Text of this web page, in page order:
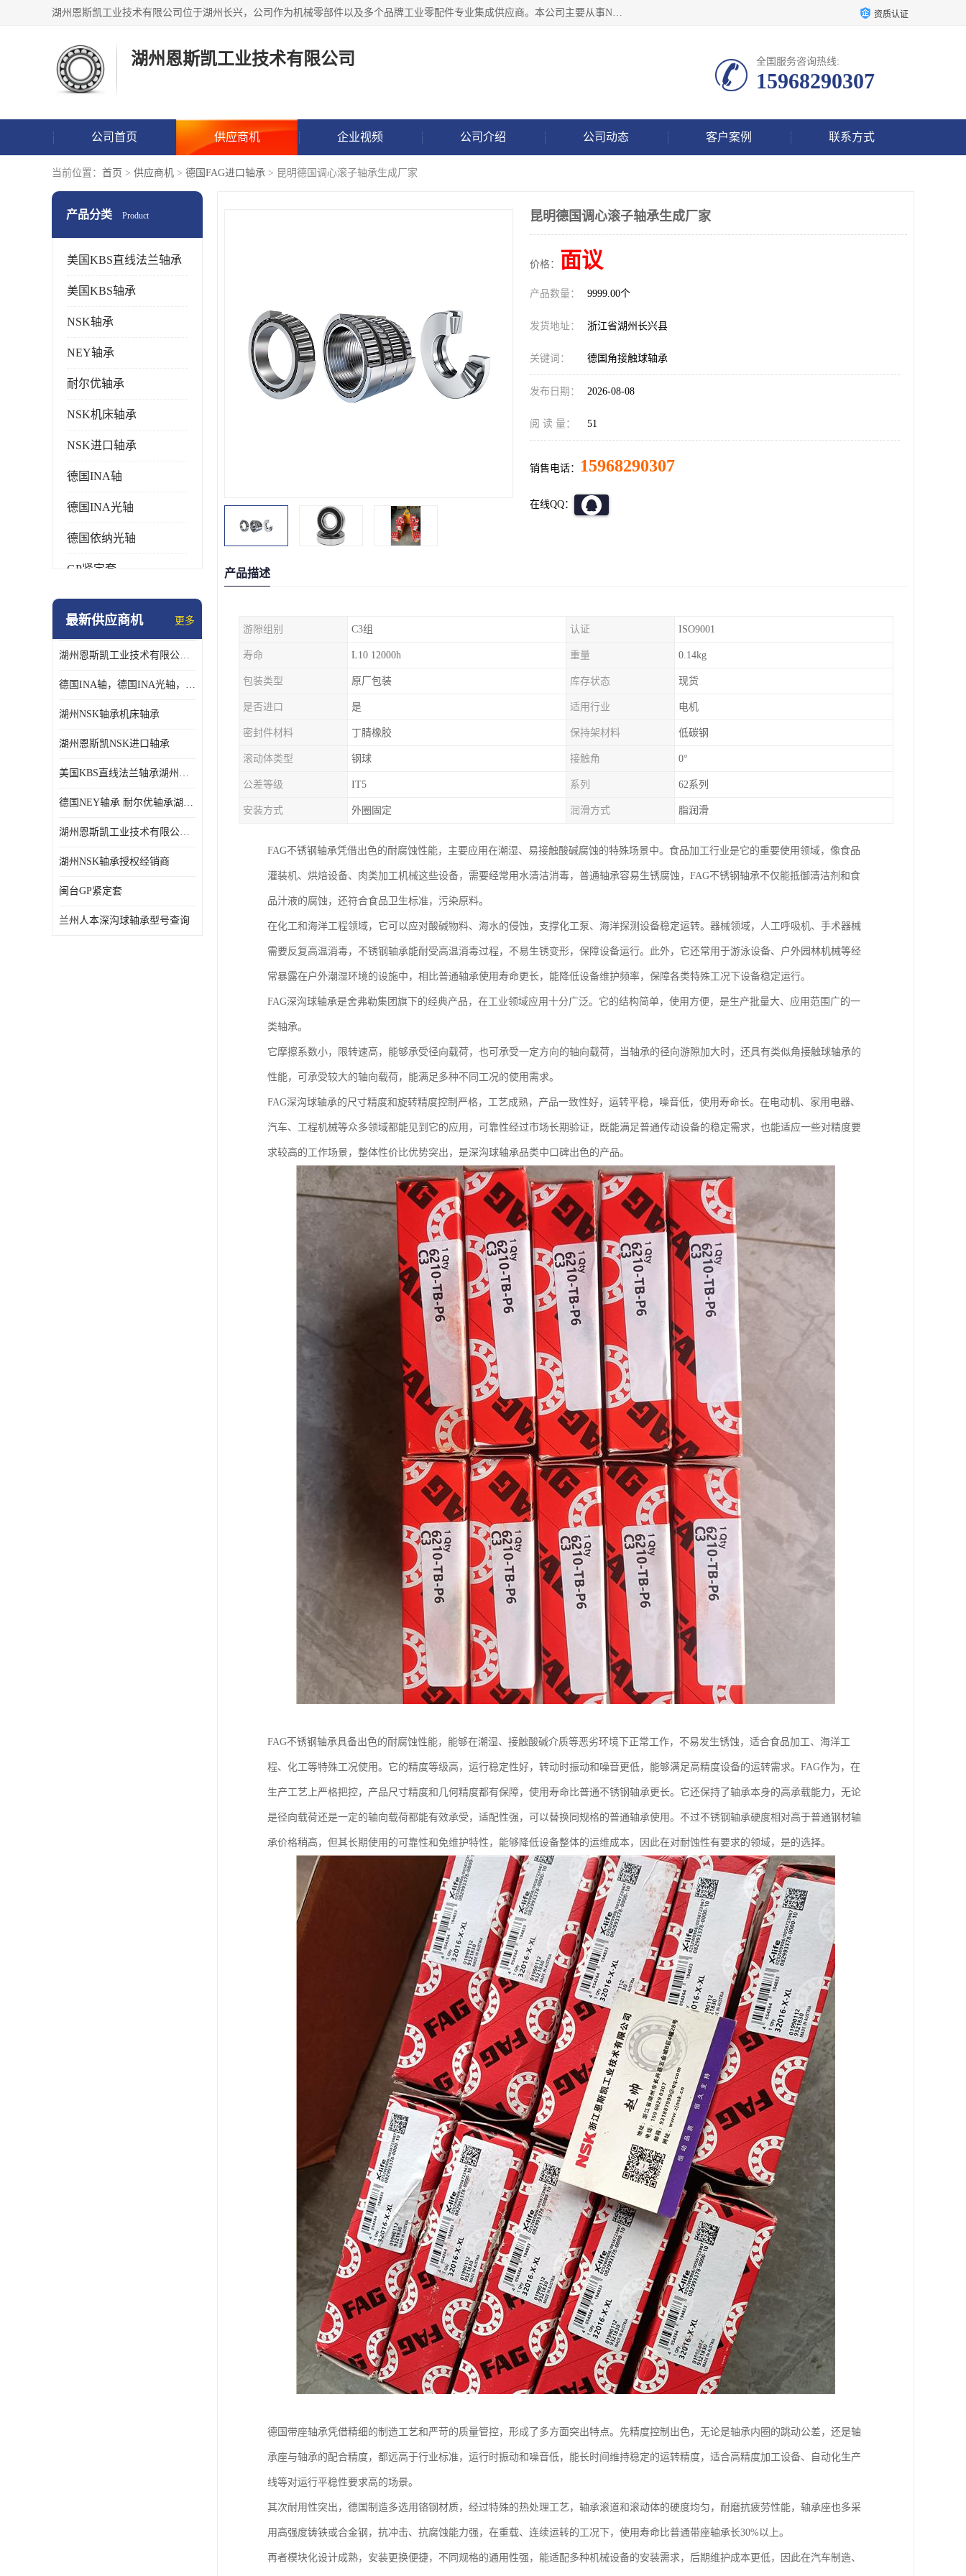
湖州恩斯凯工业技术有限公司位于湖州长兴，公司作为机械零部件以及多个品牌工业零配件专业集成供应商。本公司主要从事NSK进口轴承、SKF进口轴承、FAG进口轴承、NTN进口轴承、国产轴承：ZWZ、HRB、C&U轴承外球面轴承、导轨、丝杠、滑块、 润滑油、工业皮带及其他工业零部件的销售. 资质认证
湖州恩斯凯工业技术有限公司 全国服务咨询热线:
15968290307
公司首页 供应商机 企业视频 公司介绍 公司动态 客户案例 联系方式
当前位置： 首页 > 供应商机 > 德国FAG进口轴承 > 昆明德国调心滚子轴承生成厂家
产品分类 Product
美国KBS直线法兰轴承
美国KBS轴承
NSK轴承
NEY轴承
耐尔优轴承
NSK机床轴承
NSK进口轴承
德国INA轴
德国INA光轴
德国依纳光轴
GP紧定套
SKF轴承
日本NSK进口轴承
德国INA进口轴承
最新供应商机 更多
湖州恩斯凯工业技术有限公司 湖州NSK轴承
德国INA轴，德国INA光轴，德国依纳光轴
湖州NSK轴承机床轴承
湖州恩斯凯NSK进口轴承
美国KBS直线法兰轴承湖州KBS轴承
德国NEY轴承 耐尔优轴承湖州代理商
湖州恩斯凯工业技术有限公司NSK轴承*经销商
湖州NSK轴承授权经销商
闽台GP紧定套
兰州人本深沟球轴承型号查询
昆明德国调心滚子轴承生成厂家
价格： 面议
产品数量： 9999.00个
发货地址： 浙江省湖州长兴县
关键词： 德国角接触球轴承
发布日期： 2026-08-08
阅 读 量： 51
销售电话： 15968290307
在线QQ：
产品描述
游隙组别 C3组 认证 ISO9001
寿命 L10 12000h 重量 0.14kg
包装类型 原厂包装 库存状态 现货
是否进口 是 适用行业 电机
密封件材料 丁腈橡胶 保持架材料 低碳钢
滚动体类型 钢球 接触角 0°
公差等级 IT5 系列 62系列
安装方式 外圈固定 润滑方式 脂润滑
FAG不锈钢轴承凭借出色的耐腐蚀性能，主要应用在潮湿、易接触酸碱腐蚀的特殊场景中。食品加工行业是它的重要使用领域，像食品
灌装机、烘焙设备、肉类加工机械这些设备，需要经常用水清洁消毒，普通轴承容易生锈腐蚀，FAG不锈钢轴承不仅能抵御清洁剂和食
品汁液的腐蚀，还符合食品卫生标准，污染原料。
在化工和海洋工程领域，它可以应对酸碱物料、海水的侵蚀，支撑化工泵、海洋探测设备稳定运转。器械领域，人工呼吸机、手术器械
需要反复高温消毒，不锈钢轴承能耐受高温消毒过程，不易生锈变形，保障设备运行。此外，它还常用于游泳设备、户外园林机械等经
常暴露在户外潮湿环境的设施中，相比普通轴承使用寿命更长，能降低设备维护频率，保障各类特殊工况下设备稳定运行。
FAG深沟球轴承是舍弗勒集团旗下的经典产品，在工业领域应用十分广泛。它的结构简单，使用方便，是生产批量大、应用范围广的一
类轴承。
它摩擦系数小，限转速高，能够承受径向载荷，也可承受一定方向的轴向载荷，当轴承的径向游隙加大时，还具有类似角接触球轴承的
性能，可承受较大的轴向载荷，能满足多种不同工况的使用需求。
FAG深沟球轴承的尺寸精度和旋转精度控制严格，工艺成熟，产品一致性好，运转平稳，噪音低，使用寿命长。在电动机、家用电器、
汽车、工程机械等众多领域都能见到它的应用，可靠性经过市场长期验证，既能满足普通传动设备的稳定需求，也能适应一些对精度要
求较高的工作场景，整体性价比优势突出，是深沟球轴承品类中口碑出色的产品。
FAG不锈钢轴承具备出色的耐腐蚀性能，能够在潮湿、接触酸碱介质等恶劣环境下正常工作，不易发生锈蚀，适合食品加工、海洋工
程、化工等特殊工况使用。它的精度等级高，运行稳定性好，转动时振动和噪音更低，能够满足高精度设备的运转需求。FAG作为，在
生产工艺上严格把控，产品尺寸精度和几何精度都有保障，使用寿命比普通不锈钢轴承更长。它还保持了轴承本身的高承载能力，无论
是径向载荷还是一定的轴向载荷都能有效承受，适配性强，可以替换同规格的普通轴承使用。不过不锈钢轴承硬度相对高于普通钢材轴
承价格稍高，但其长期使用的可靠性和免维护特性，能够降低设备整体的运维成本，因此在对耐蚀性有要求的领域，是的选择。
德国带座轴承凭借精细的制造工艺和严苛的质量管控，形成了多方面突出特点。先精度控制出色，无论是轴承内圈的跳动公差，还是轴
承座与轴承的配合精度，都远高于行业标准，运行时振动和噪音低，能长时间维持稳定的运转精度，适合高精度加工设备、自动化生产
线等对运行平稳性要求高的场景。
其次耐用性突出，德国制造多选用铬钢材质，经过特殊的热处理工艺，轴承滚道和滚动体的硬度均匀，耐磨抗疲劳性能，轴承座也多采
用高强度铸铁或合金钢，抗冲击、抗腐蚀能力强，在重载、连续运转的工况下，使用寿命比普通带座轴承长30%以上。
再者模块化设计成熟，安装更换便捷，不同规格的通用性强，能适配多种机械设备的安装需求，后期维护成本更低，因此在汽车制造、